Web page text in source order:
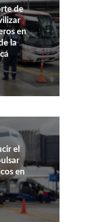
de
en
la
el
en